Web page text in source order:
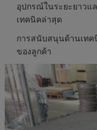
อุปกรณ์ในระยะยาวแ
เทคนิคล่าสุด
การสนับสนุนด้านเทค
ของลูกค้า